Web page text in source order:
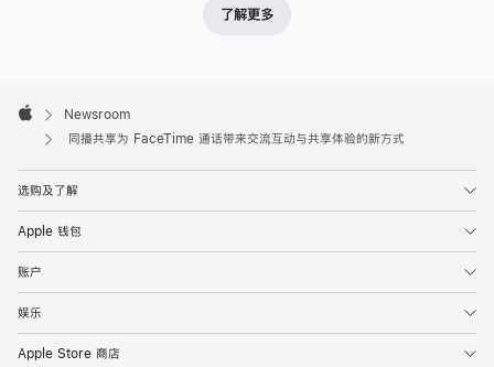
Apple Music、
Paramount+、
SHOWTIME、
Twitch
量
同
播
了解更多
Footer

Apple
Newsroom
同播共享为 FaceTime 通话带来交流互动与共享体验的新方式
选购及了解
Apple 钱包
账户
娱乐
Apple Store 商店